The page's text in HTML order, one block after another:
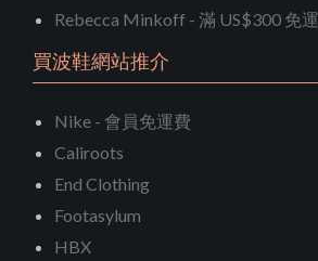
Rebecca Minkoff - 滿 US$300 免運
買波鞋網站推介
Nike - 會員免運費
Caliroots
End Clothing
Footasylum
HBX